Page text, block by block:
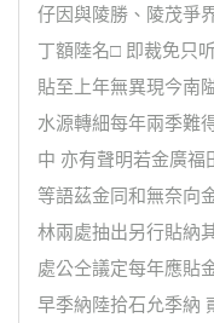
仔因與陵勝、陵茂爭
丁額陸名□ 即裁免只
貼至上年無異現今南
水源轉細每年兩季難
中 亦有聲明若金廣福
等語茲金同和無奈向
林兩處抽出另行貼納
處公仝議定每年應貼
早季納陸拾石允季納